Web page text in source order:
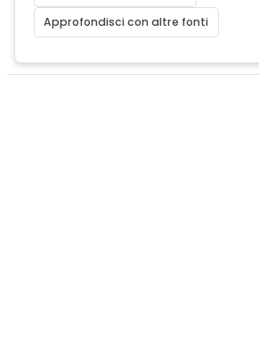
Approfondisci con altre fonti